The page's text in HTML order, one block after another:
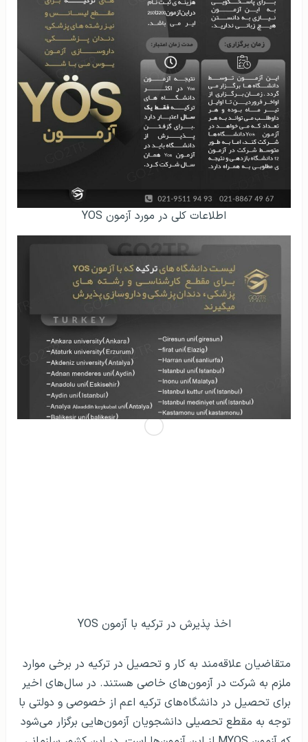
اطلاعات کلی در مورد آزمون YOS
اخذ پذیرش در ترکیه با آزمون YOS
متقاضیان علاقه‌مند به کار و تحصیل در ترکیه در برخی موارد
ملزم به شرکت در آزمون‌های خاصی هستند. در سال‌های اخیر
برای تحصیل در دانشگاه‌های ترکیه اعم از خصوصی و دولتی با
توجه به مقطع تحصیلی دانشجویان آزمون‌هایی برگزار می‌شود